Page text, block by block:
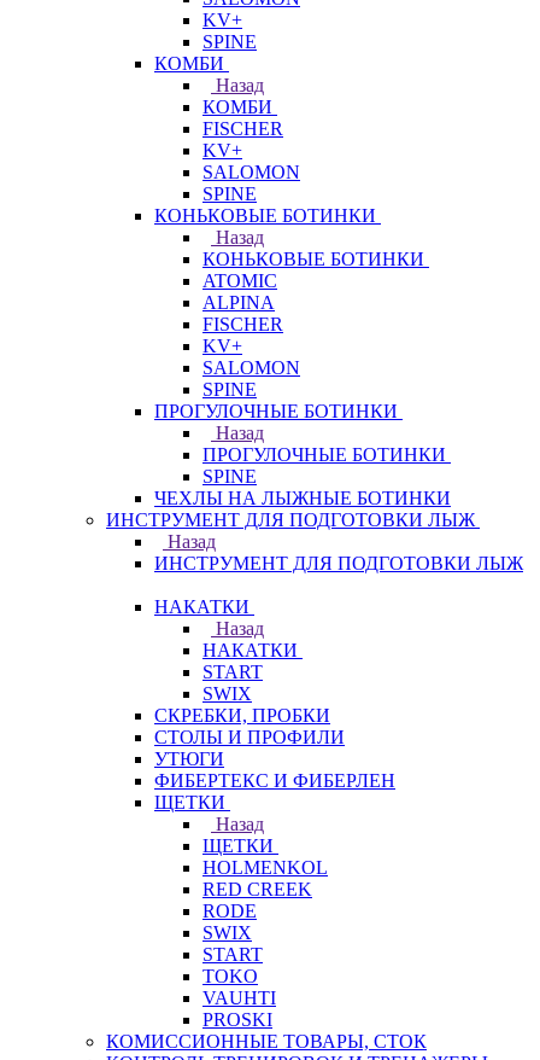
KV+
SPINE
КОМБИ
Назад
КОМБИ
FISCHER
KV+
SALOMON
SPINE
КОНЬКОВЫЕ БОТИНКИ
Назад
КОНЬКОВЫЕ БОТИНКИ
ATOMIC
ALPINA
FISCHER
KV+
SALOMON
SPINE
ПРОГУЛОЧНЫЕ БОТИНКИ
Назад
ПРОГУЛОЧНЫЕ БОТИНКИ
SPINE
ЧЕХЛЫ НА ЛЫЖНЫЕ БОТИНКИ
ИНСТРУМЕНТ ДЛЯ ПОДГОТОВКИ ЛЫЖ
Назад
ИНСТРУМЕНТ ДЛЯ ПОДГОТОВКИ ЛЫЖ
НАКАТКИ
Назад
НАКАТКИ
START
SWIX
СКРЕБКИ, ПРОБКИ
СТОЛЫ И ПРОФИЛИ
УТЮГИ
ФИБЕРТЕКС И ФИБЕРЛЕН
ЩЕТКИ
Назад
ЩЕТКИ
HOLMENKOL
RED CREEK
RODE
SWIX
START
TOKO
VAUHTI
PROSKI
КОМИССИОННЫЕ ТОВАРЫ, СТОК